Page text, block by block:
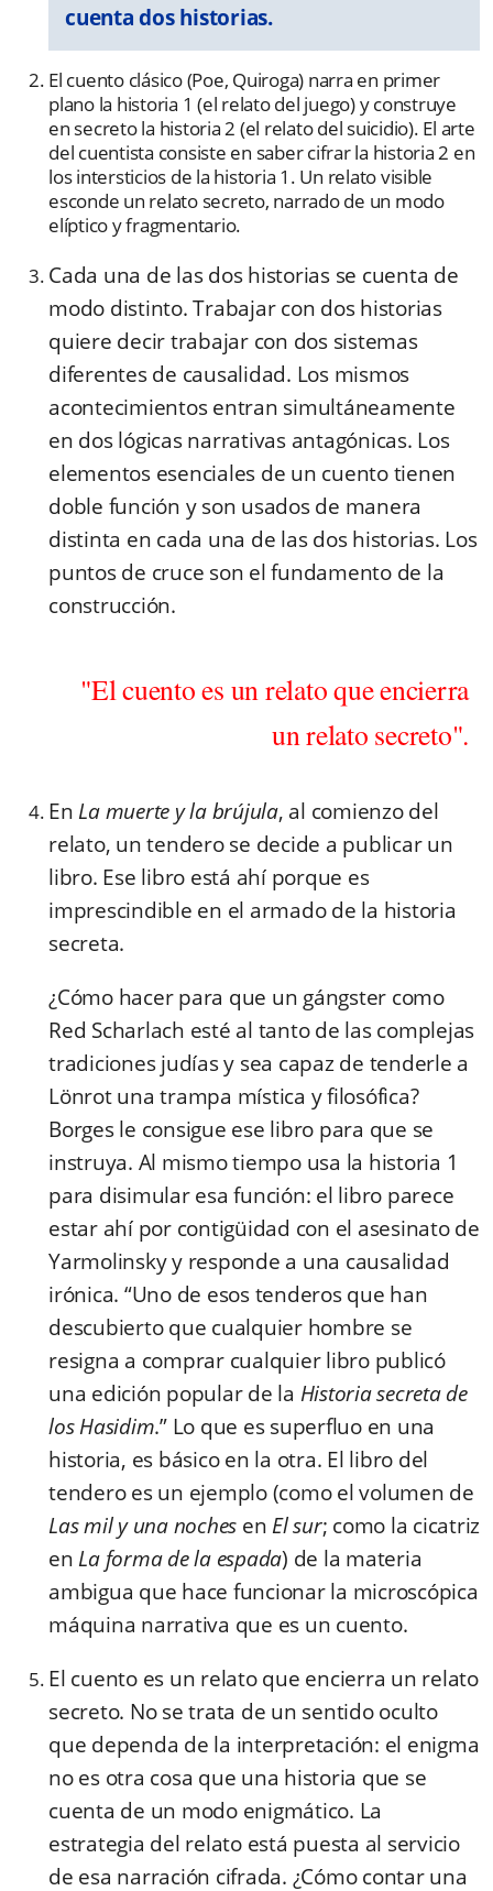
cuenta dos historias.
El cuento clásico (Poe, Quiroga) narra en primer
plano la historia 1 (el relato del juego) y construye
en secreto la historia 2 (el relato del suicidio). El arte
del cuentista consiste en saber cifrar la historia 2 en
los intersticios de la historia 1. Un relato visible
esconde un relato secreto, narrado de un modo
elíptico y fragmentario.
Cada una de las dos historias se cuenta de
modo distinto. Trabajar con dos historias
quiere decir trabajar con dos sistemas
diferentes de causalidad. Los mismos
acontecimientos entran simultáneamente
en dos lógicas narrativas antagónicas. Los
elementos esenciales de un cuento tienen
doble función y son usados de manera
distinta en cada una de las dos historias. Los
puntos de cruce son el fundamento de la
construcción.
"El cuento es un relato que encierra
un relato secreto".
En La muerte y la brújula, al comienzo del
relato, un tendero se decide a publicar un
libro. Ese libro está ahí porque es
imprescindible en el armado de la historia
secreta.
¿Cómo hacer para que un gángster como
Red Scharlach esté al tanto de las complejas
tradiciones judías y sea capaz de tenderle a
Lönrot una trampa mística y filosófica?
Borges le consigue ese libro para que se
instruya. Al mismo tiempo usa la historia 1
para disimular esa función: el libro parece
estar ahí por contigüidad con el asesinato de
Yarmolinsky y responde a una causalidad
irónica. “Uno de esos tenderos que han
descubierto que cualquier hombre se
resigna a comprar cualquier libro publicó
una edición popular de la Historia secreta de
los Hasidim.” Lo que es superfluo en una
historia, es básico en la otra. El libro del
tendero es un ejemplo (como el volumen de
Las mil y una noches en El sur; como la cicatriz
en La forma de la espada) de la materia
ambigua que hace funcionar la microscópica
máquina narrativa que es un cuento.
El cuento es un relato que encierra un relato
secreto. No se trata de un sentido oculto
que dependa de la interpretación: el enigma
no es otra cosa que una historia que se
cuenta de un modo enigmático. La
estrategia del relato está puesta al servicio
de esa narración cifrada. ¿Cómo contar una